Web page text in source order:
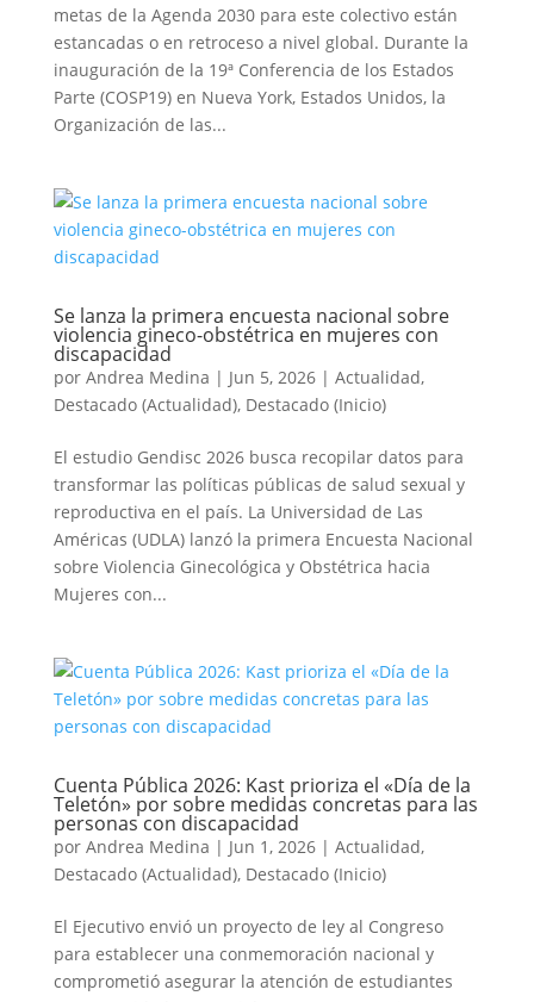
metas de la Agenda 2030 para este colectivo están
estancadas o en retroceso a nivel global. Durante la
inauguración de la 19ª Conferencia de los Estados
Parte (COSP19) en Nueva York, Estados Unidos, la
Organización de las...
Se lanza la primera encuesta nacional sobre
violencia gineco-obstétrica en mujeres con
discapacidad
por Andrea Medina | Jun 5, 2026| Actualidad,
Destacado (Actualidad), Destacado (Inicio)
El estudio Gendisc 2026 busca recopilar datos para
transformar las políticas públicas de salud sexual y
reproductiva en el país. La Universidad de Las
Américas (UDLA) lanzó la primera Encuesta Nacional
sobre Violencia Ginecológica y Obstétrica hacia
Mujeres con...
Cuenta Pública 2026: Kast prioriza el «Día de la
Teletón» por sobre medidas concretas para las
personas con discapacidad
por Andrea Medina | Jun 1, 2026| Actualidad,
Destacado (Actualidad), Destacado (Inicio)
El Ejecutivo envió un proyecto de ley al Congreso
para establecer una conmemoración nacional y
comprometió asegurar la atención de estudiantes